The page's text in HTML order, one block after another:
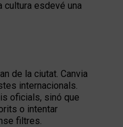
esdevé una
de la ciutat. Canvia
internacionals.
oficials, sinó que
o intentar
filtres.